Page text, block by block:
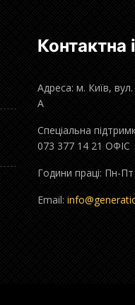
Контактна
Адреса: м. Київ,
А
Спеціальна
073 377 14 21 ОФІС
Години праці: Пн-
Email: